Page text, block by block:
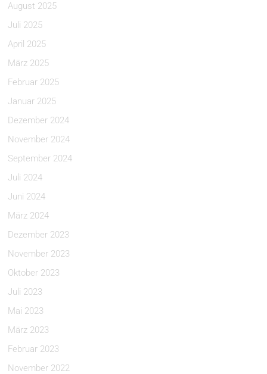
August 2025
Juli 2025
April 2025
März 2025
Februar 2025
Januar 2025
Dezember 2024
November 2024
September 2024
Juli 2024
Juni 2024
März 2024
Dezember 2023
November 2023
Oktober 2023
Juli 2023
Mai 2023
März 2023
Februar 2023
November 2022